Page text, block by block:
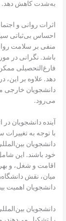
به‌شدت کاهش دهد.
اثرات روانی و
احساس بی‌ثباتی
منفی بر سلامت
باشد. نگرانی در
فارغ‌التحصیلی
دهد. علاوه بر
دانشجویان خارجی
می‌رود.
آینده دانشجویان
با توجه به
دانشجویان
خود باشند. این
اقامت و شغل، و
میان، نقش
دانشجویان اهمیت
دانشجویان